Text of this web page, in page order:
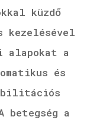
küzdő
kezelésével
alapokat a
és
betegség a